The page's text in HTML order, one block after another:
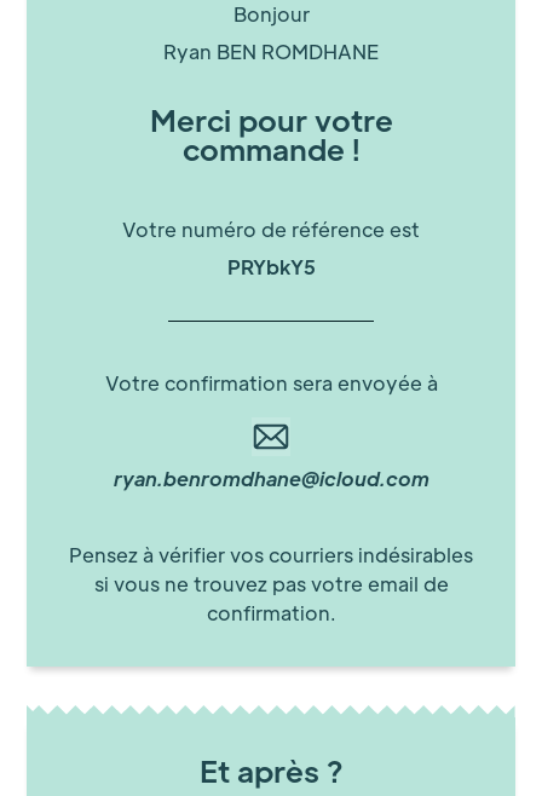
Bonjour
Ryan BEN ROMDHANE
Merci pour votre
commande !
Votre numéro de référence est
PRYbkY5
Votre confirmation sera envoyée à
ryan.benromdhane@icloud.com
Pensez à vérifier vos courriers indésirables
si vous ne trouvez pas votre email de
confirmation.
Et après ?